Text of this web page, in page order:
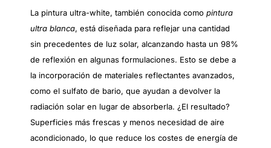
La pintura ultra-white, también conocida como pintura
ultra blanca, está diseñada para reflejar una cantidad
sin precedentes de luz solar, alcanzando hasta un 98%
de reflexión en algunas formulaciones. Esto se debe a
la incorporación de materiales reflectantes avanzados,
como el sulfato de bario, que ayudan a devolver la
radiación solar en lugar de absorberla. ¿El resultado?
Superficies más frescas y menos necesidad de aire
acondicionado, lo que reduce los costes de energía de